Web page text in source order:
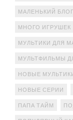
МАЛЕНЬКИЙ
МНОГО ИГРУШЕК
МУЛЬТИКИ ДЛЯ
МУЛЬТФИЛЬМЫ
НОВЫЕ
НОВЫЕ СЕРИИ
ПАПА ТАЙМ